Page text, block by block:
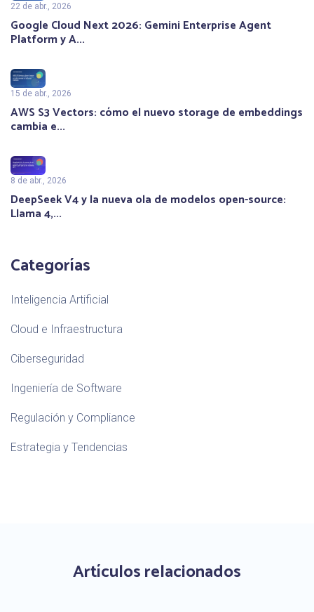
22 de abr., 2026
Google Cloud Next 2026: Gemini Enterprise Agent
Platform y A...
15 de abr., 2026
AWS S3 Vectors: cómo el nuevo storage de embeddings
cambia e...
8 de abr., 2026
DeepSeek V4 y la nueva ola de modelos open-source:
Llama 4,...
Categorías
Inteligencia Artificial
Cloud e Infraestructura
Ciberseguridad
Ingeniería de Software
Regulación y Compliance
Estrategia y Tendencias
Artículos relacionados